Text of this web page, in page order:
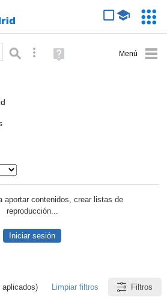
Búsqueda avanzada
Ayuda
(en
aportar contenidos, crear listas de
reproducción...
Iniciar sesión
Limpiar filtros Filtros